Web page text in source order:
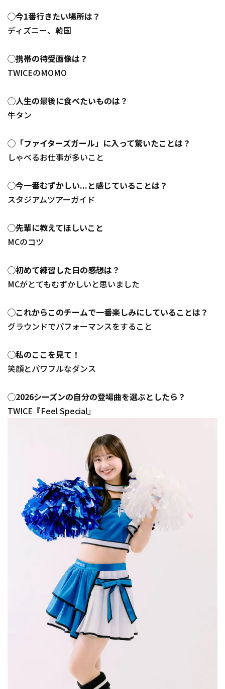
◯今1番行きたい場所は？
ディズニー、韓国
◯携帯の待受画像は？
TWICEのMOMO
◯人生の最後に食べたいものは？
牛タン
◯「ファイターズガール」に入って驚いたことは？
しゃべるお仕事が多いこと
◯今一番むずかしい...と感じていることは？
スタジアムツアーガイド
◯先輩に教えてほしいこと
MCのコツ
◯初めて練習した日の感想は？
MCがとてもむずかしいと思いました
◯これからこのチームで一番楽しみにしていることは？
グラウンドでパフォーマンスをすること
◯私のここを見て！
笑顔とパワフルなダンス
◯2026シーズンの自分の登場曲を選ぶとしたら？
TWICE『Feel Special』